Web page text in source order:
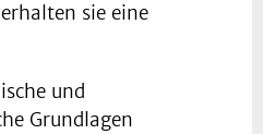
sie eine
und
Grundlagen